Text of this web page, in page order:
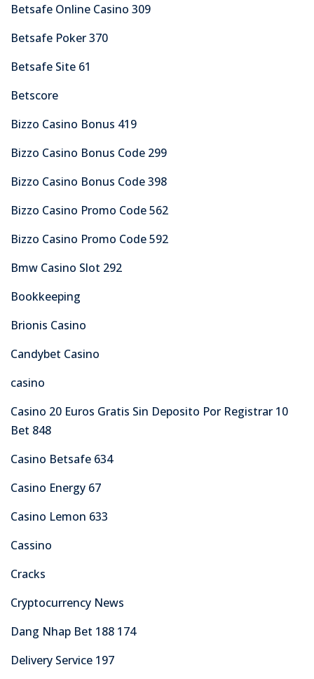
Betsafe Online Casino 309
Betsafe Poker 370
Betsafe Site 61
Betscore
Bizzo Casino Bonus 419
Bizzo Casino Bonus Code 299
Bizzo Casino Bonus Code 398
Bizzo Casino Promo Code 562
Bizzo Casino Promo Code 592
Bmw Casino Slot 292
Bookkeeping
Brionis Casino
Candybet Casino
casino
Casino 20 Euros Gratis Sin Deposito Por Registrar 10
Bet 848
Casino Betsafe 634
Casino Energy 67
Casino Lemon 633
Cassino
Cracks
Cryptocurrency News
Dang Nhap Bet 188 174
Delivery Service 197